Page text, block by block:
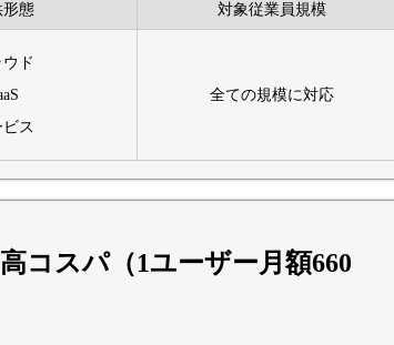
形態 対象従業員規模
ド
ス
全ての規模に対応
コスパ（1ユーザー月額660